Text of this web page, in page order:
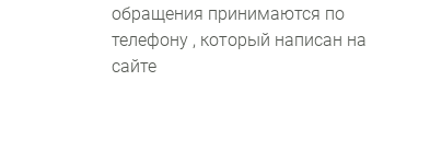
обращения принимаются по
телефону , который написан на
сайте